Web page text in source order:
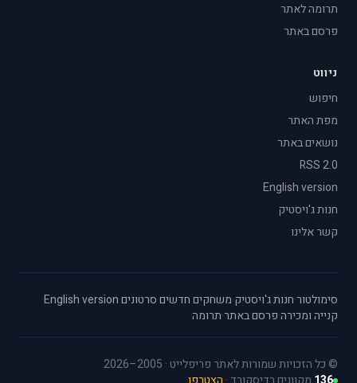
תרומה לאתר
פרסם באתר
ניווט
חיפוש
מפת האתר
נושאים באתר
RSS 2.0
English version
חנות ג'ויסטיק
קשר אלינו
סימולטור·חנות ג'ויסטיק·משחקים חדשים·סרטונים·
English version
·
קנייה ומכירה·פרסם באתר·תרומה
© כל הזכויות שמורות לאתר פריפלייט · 2005–2026